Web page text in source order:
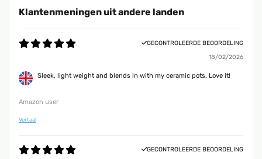
Klantenmeningen uit andere landen
GECONTROLEERDE BEOORDELING
18/02/2026
Sleek, light weight and blends in with my ceramic pots. Love it!
Amazon user
Vertaal
GECONTROLEERDE BEOORDELING